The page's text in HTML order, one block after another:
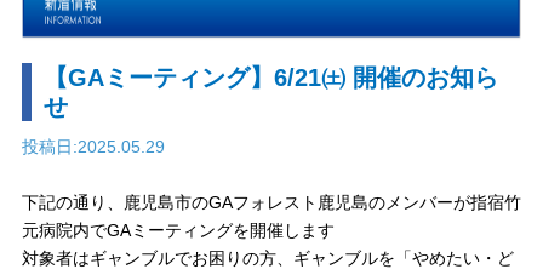
【GAミーティング】6/21㈯ 開催のお知ら
せ
投稿日:2025.05.29
下記の通り、鹿児島市のGAフォレスト鹿児島のメンバーが指宿竹
元病院内でGAミーティングを開催します
対象者はギャンブルでお困りの方、ギャンブルを「やめたい・ど